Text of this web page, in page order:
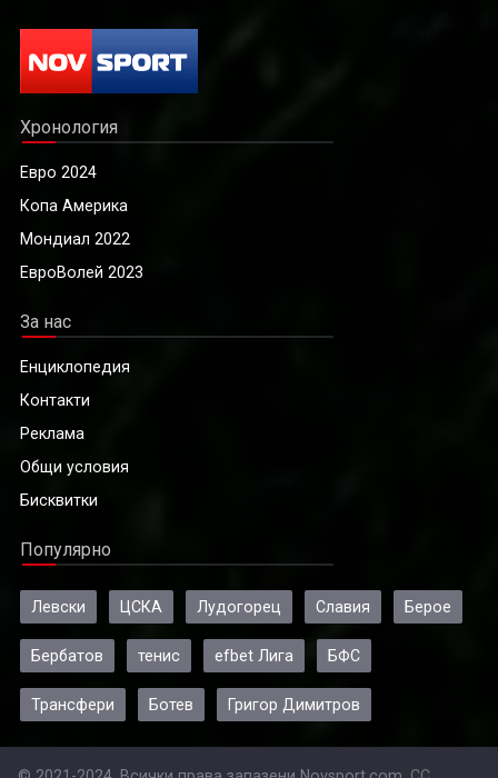
Хронология
Евро 2024
Копа Америка
Мондиал 2022
ЕвроВолей 2023
За нас
Енциклопедия
Контакти
Реклама
Общи условия
Бисквитки
Популярно
Левски ЦСКА Лудогорец Славия Берое
Бербатов тенис efbet Лига БФС
Трансфери Ботев Григор Димитров